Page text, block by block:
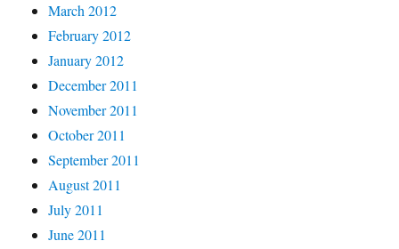
March 2012
February 2012
January 2012
December 2011
November 2011
October 2011
September 2011
August 2011
July 2011
June 2011